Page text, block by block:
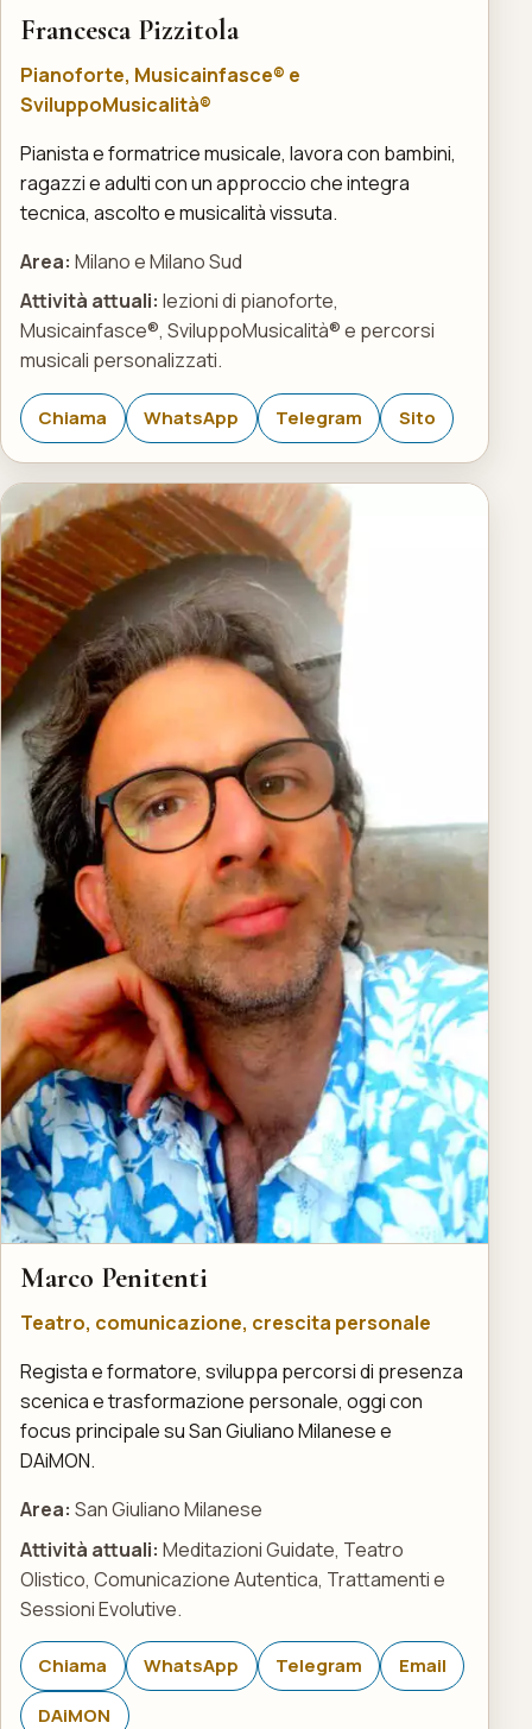
Francesca Pizzitola
Pianoforte, Musicainfasce® e
SviluppoMusicalità®
Pianista e formatrice musicale, lavora con bambini,
ragazzi e adulti con un approccio che integra
tecnica, ascolto e musicalità vissuta.
Area: Milano e Milano Sud
Attività attuali: lezioni di pianoforte,
Musicainfasce®, SviluppoMusicalità® e percorsi
musicali personalizzati.
Chiama WhatsApp Telegram Sito
Marco Penitenti
Teatro, comunicazione, crescita personale
Regista e formatore, sviluppa percorsi di presenza
scenica e trasformazione personale, oggi con
focus principale su San Giuliano Milanese e
DAiMON.
Area: San Giuliano Milanese
Attività attuali: Meditazioni Guidate, Teatro
Olistico, Comunicazione Autentica, Trattamenti e
Sessioni Evolutive.
Chiama WhatsApp Telegram
Email
DAiMON